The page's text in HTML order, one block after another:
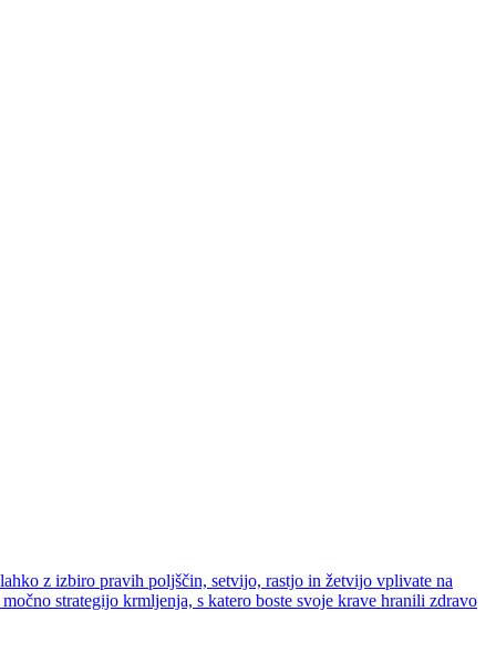
z izbiro pravih poljščin, setvijo, rastjo in žetvijo vplivate na
strategijo krmljenja, s katero boste svoje krave hranili zdravo